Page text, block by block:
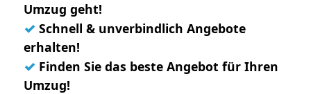
Umzug geht!
✓ Schnell & unverbindlich Angebote
erhalten!
✓ Finden Sie das beste Angebot für Ihren
Umzug!